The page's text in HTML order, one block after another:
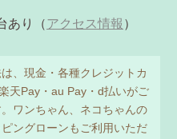
あり（アクセス情報 ）
、現金・各種クレジットカ
天Pay・au Pay・d払いがご
ワンちゃん、ネコちゃんの
ングローンもご利用いただ